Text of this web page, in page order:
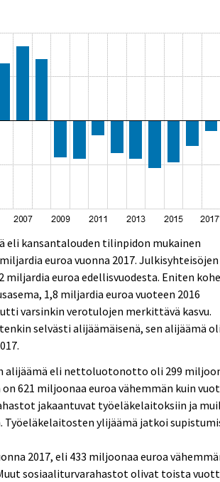
eli kansantalouden tilinpidon mukainen
euroa vuonna 2017. Julkisyhteisöjen
miljardia euroa edellisvuodesta. Eniten
1,8 miljardia euroa vuoteen 2016
varsinkin verotulojen merkittävä kasvu.
selvästi alijäämäisenä, sen alijäämä
alijäämä eli nettoluotonotto oli 299
on 621 miljoonaa euroa vähemmän kuin
jakaantuvat työeläkelaitoksiin ja
Työeläkelaitosten ylijäämä jatkoi
2017, eli 433 miljoonaa euroa
sosiaaliturvarahastot olivat toista